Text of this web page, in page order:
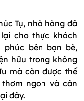
Tụ, nhà hàng đã
cho thực khách
phúc bên bạn bè,
hữu trong không
mà còn được thể
ngon và cân
đây.